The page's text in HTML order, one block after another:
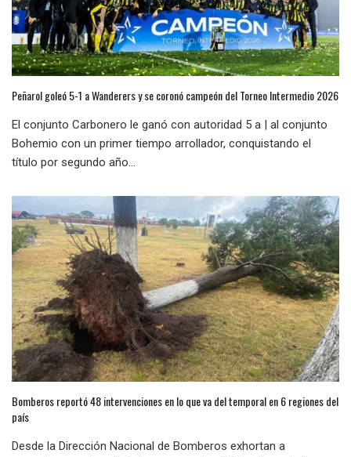
Peñarol goleó 5-1 a Wanderers y se coronó campeón del Torneo Intermedio 2026
El conjunto Carbonero le ganó con autoridad 5 a | al conjunto
Bohemio con un primer tiempo arrollador, conquistando el
título por segundo año...
Bomberos reportó 48 intervenciones en lo que va del temporal en 6 regiones del
país
Desde la Dirección Nacional de Bomberos exhortan a